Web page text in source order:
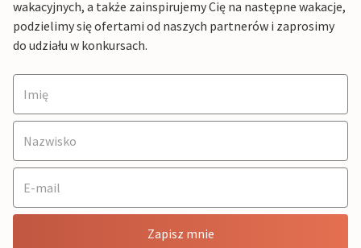
wakacyjnych, a także zainspirujemy Cię na następne wakacje,
podzielimy się ofertami od naszych partnerów i zaprosimy
do udziału w konkursach.
Zapisz mnie